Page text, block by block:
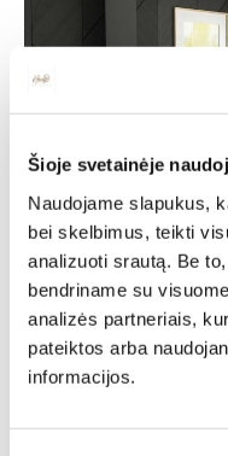
Šioje svetainėje
Naudojame slapukus,
bei skelbimus, teikti
analizuoti srautą. Be
bendriname su
analizės partneriais,
pateiktos arba
informacijos.
Minkšti
jaukumas
namuose
Minkšti baldai yra